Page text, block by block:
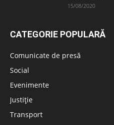
15/08/2020
CATEGORIE POPULARĂ
Comunicate de presă
Social
Evenimente
Justiție
Transport